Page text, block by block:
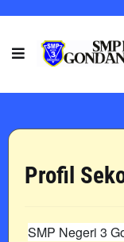
Profil
SMP Negeri 3